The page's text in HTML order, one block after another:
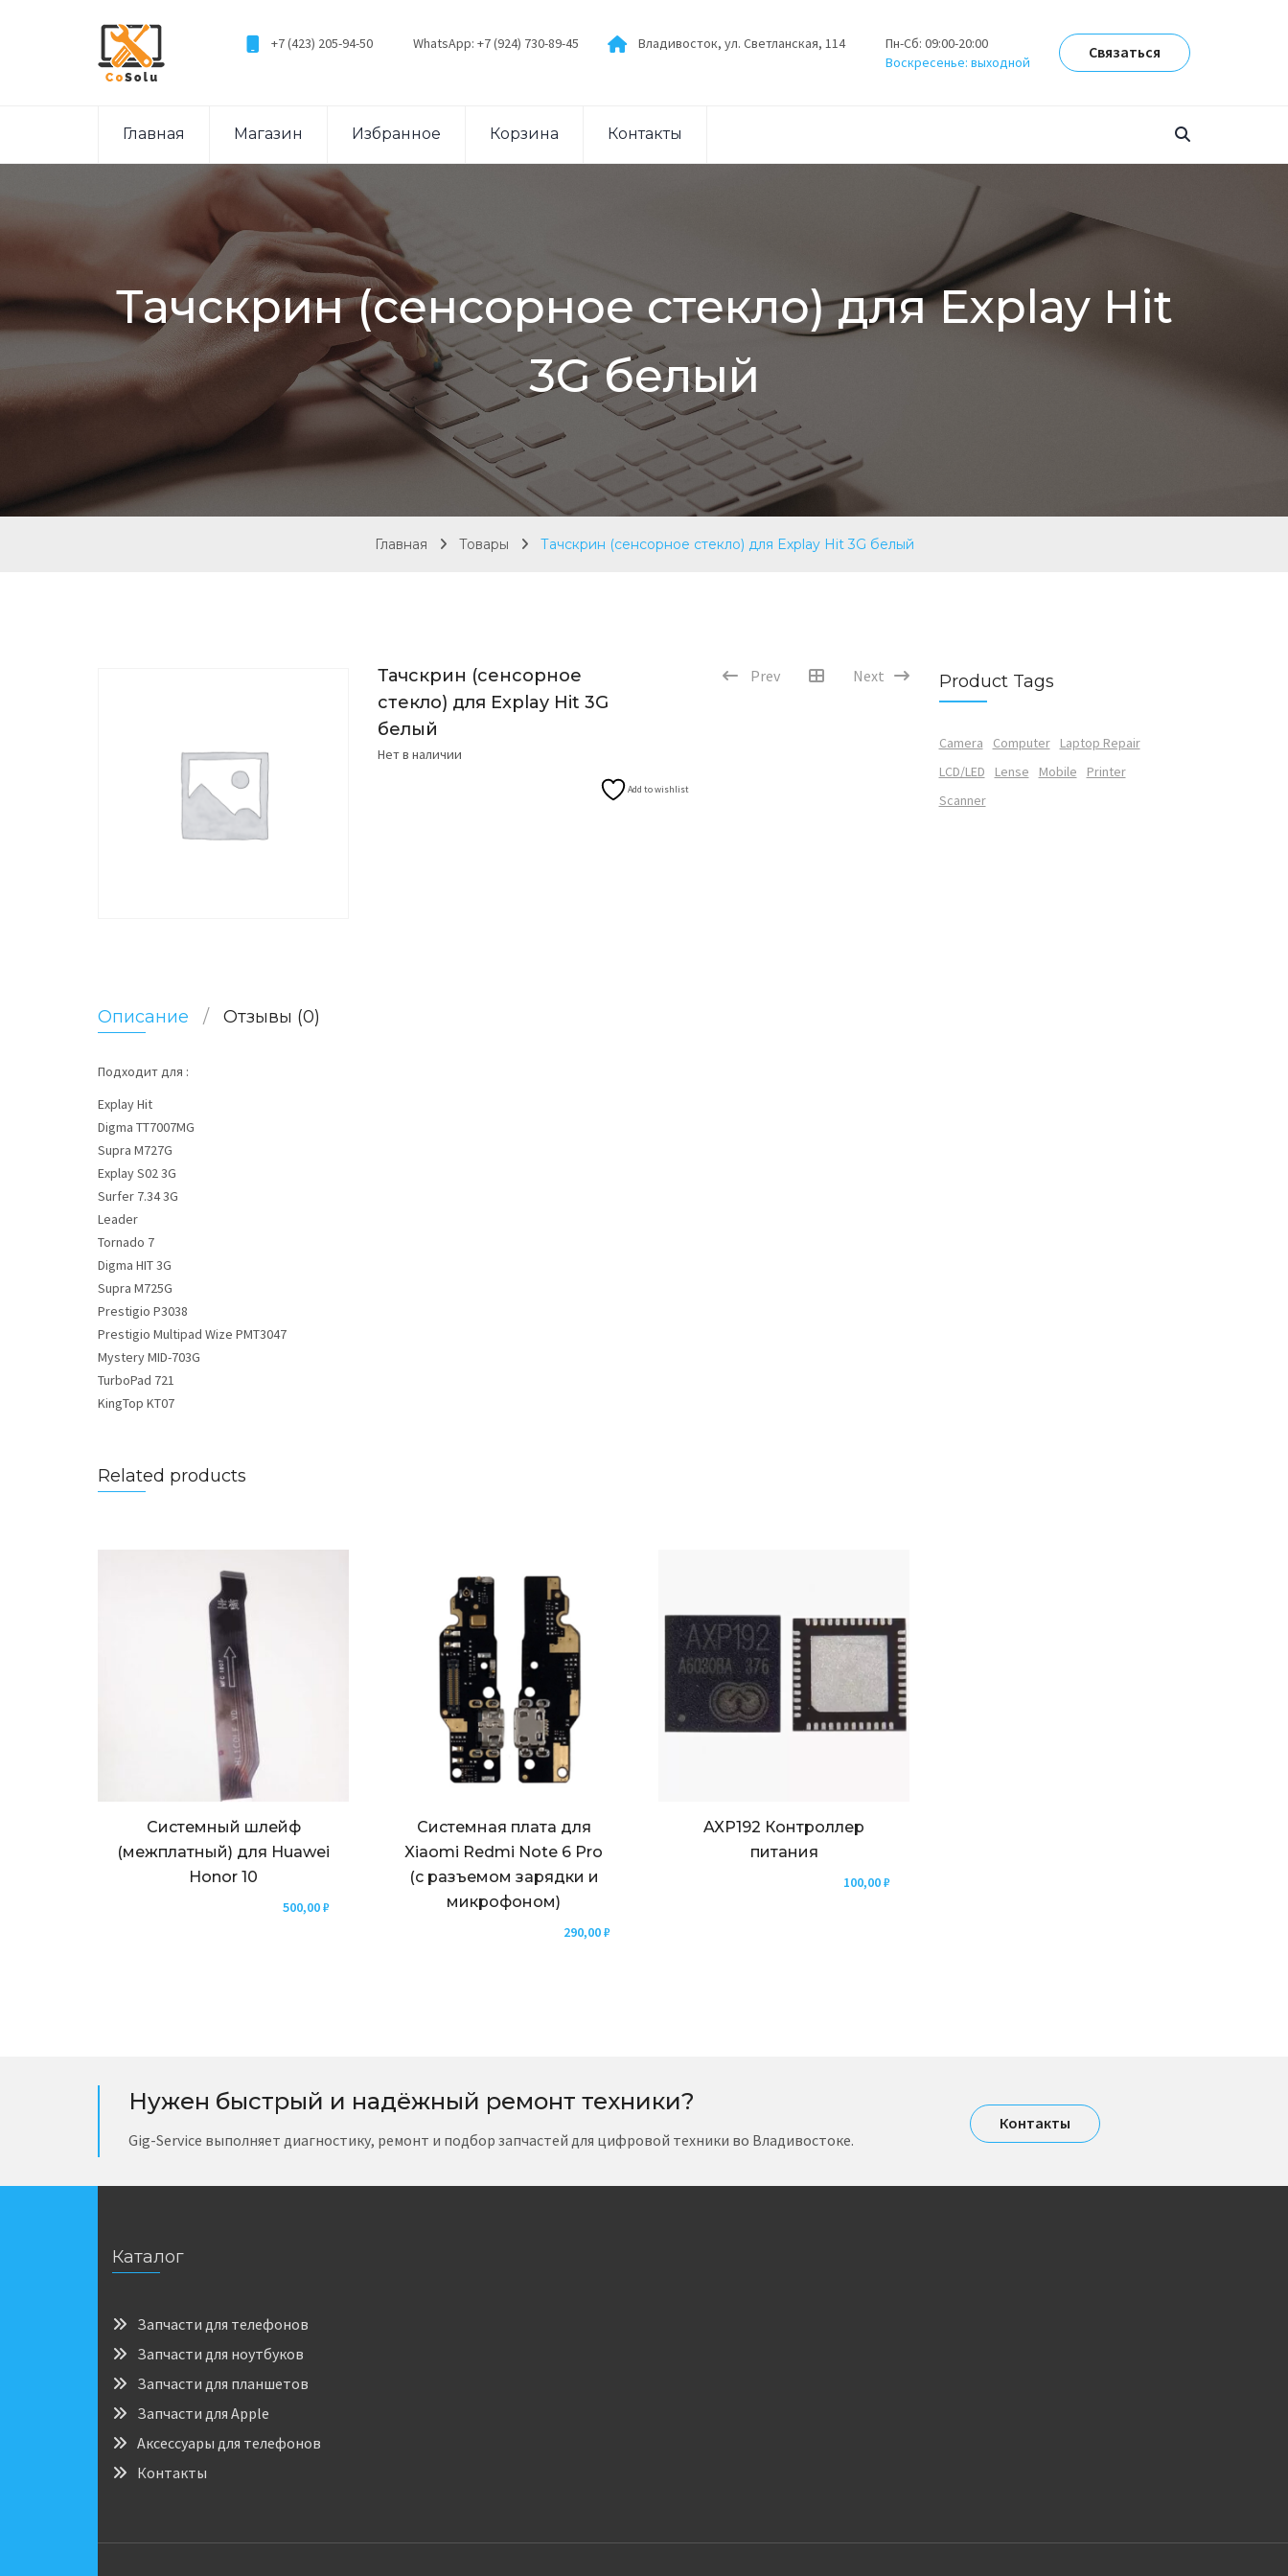
+7 (423) 205-94-50 WhatsApp: +7 (924) 730-89-45 Владивосток, ул. Светланская, 114
Пн-Сб: 09:00-20:00
Воскресенье: выходной
Связаться
Главная Магазин Избранное Корзина Контакты
Тачскрин (сенсорное стекло) для Explay Hit
3G белый
Главная Товары Тачскрин (сенсорное стекло) для Explay Hit 3G белый
Prev Next
Тачскрин (сенсорное
стекло) для Explay Hit 3G
белый
Нет в наличии
Add to wishlist
Описание Отзывы (0)
Подходит для :
Explay Hit
Digma TT7007MG
Supra M727G
Explay S02 3G
Surfer 7.34 3G
Leader
Tornado 7
Digma HIT 3G
Supra M725G
Prestigio P3038
Prestigio Multipad Wize PMT3047
Mystery MID-703G
TurboPad 721
KingTop KT07
Related products
Системный шлейф
(межплатный) для Huawei
Honor 10
500,00₽
Системная плата для
Xiaomi Redmi Note 6 Pro
(с разъемом зарядки и
микрофоном)
290,00₽
AXP192 Контроллер
питания
100,00₽
Product Tags
Camera Computer
Laptop Repair
LCD/LED
Lense Mobile
Printer
Scanner
Нужен быстрый и надёжный ремонт техники?
Gig-Service выполняет диагностику, ремонт и подбор запчастей для цифровой техники во Владивостоке.
Контакты
Каталог
Запчасти для телефонов
Запчасти для ноутбуков
Запчасти для планшетов
Запчасти для Apple
Аксессуары для телефонов
Контакты